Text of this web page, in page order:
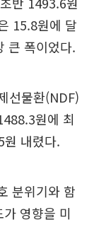
15.8원에 달
큰 폭이었다.
선물환(NDF)
원에 최
내렸다.
분위기와 함
영향을 미